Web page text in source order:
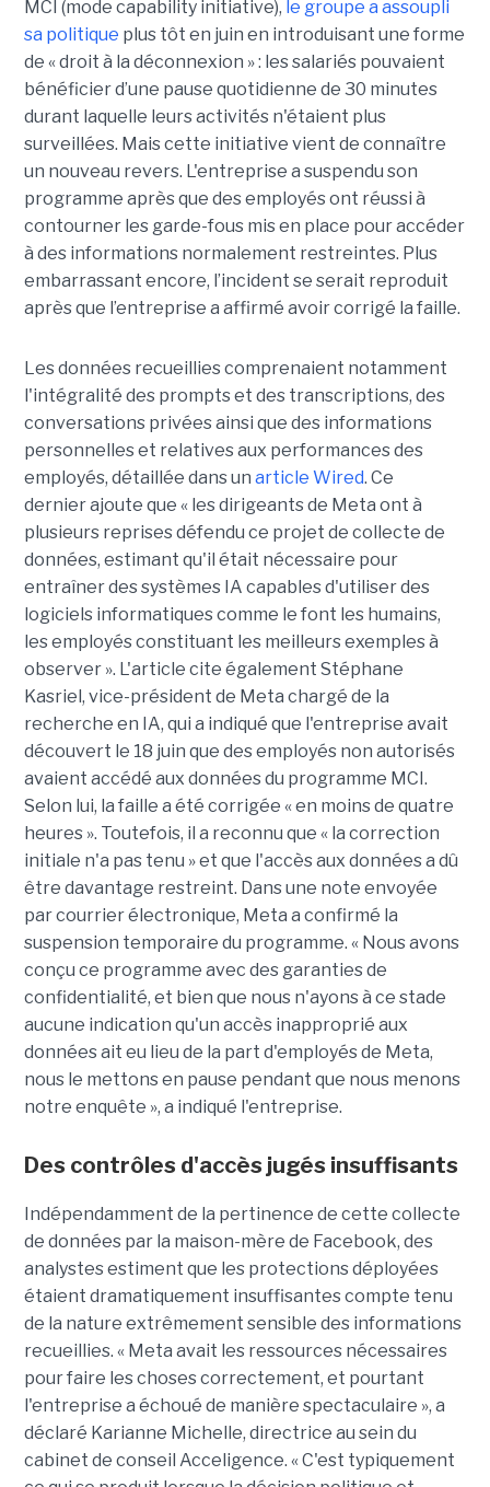
MCI (mode capability initiative), le groupe a assoupli
sa politique plus tôt en juin en introduisant une forme
de « droit à la déconnexion » : les salariés pouvaient
bénéficier d’une pause quotidienne de 30 minutes
durant laquelle leurs activités n'étaient plus
surveillées. Mais cette initiative vient de connaître
un nouveau revers. L'entreprise a suspendu son
programme après que des employés ont réussi à
contourner les garde-fous mis en place pour accéder
à des informations normalement restreintes. Plus
embarrassant encore, l’incident se serait reproduit
après que l’entreprise a affirmé avoir corrigé la faille.
Les données recueillies comprenaient notamment
l'intégralité des prompts et des transcriptions, des
conversations privées ainsi que des informations
personnelles et relatives aux performances des
employés, détaillée dans un article Wired. Ce
dernier ajoute que « les dirigeants de Meta ont à
plusieurs reprises défendu ce projet de collecte de
données, estimant qu'il était nécessaire pour
entraîner des systèmes IA capables d'utiliser des
logiciels informatiques comme le font les humains,
les employés constituant les meilleurs exemples à
observer ». L'article cite également Stéphane
Kasriel, vice-président de Meta chargé de la
recherche en IA, qui a indiqué que l'entreprise avait
découvert le 18 juin que des employés non autorisés
avaient accédé aux données du programme MCI.
Selon lui, la faille a été corrigée « en moins de quatre
heures ». Toutefois, il a reconnu que « la correction
initiale n'a pas tenu » et que l'accès aux données a dû
être davantage restreint. Dans une note envoyée
par courrier électronique, Meta a confirmé la
suspension temporaire du programme. « Nous avons
conçu ce programme avec des garanties de
confidentialité, et bien que nous n'ayons à ce stade
aucune indication qu'un accès inapproprié aux
données ait eu lieu de la part d'employés de Meta,
nous le mettons en pause pendant que nous menons
notre enquête », a indiqué l'entreprise.
Des contrôles d'accès jugés insuffisants
Indépendamment de la pertinence de cette collecte
de données par la maison-mère de Facebook, des
analystes estiment que les protections déployées
étaient dramatiquement insuffisantes compte tenu
de la nature extrêmement sensible des informations
recueillies. « Meta avait les ressources nécessaires
pour faire les choses correctement, et pourtant
l'entreprise a échoué de manière spectaculaire », a
déclaré Karianne Michelle, directrice au sein du
cabinet de conseil Acceligence. « C'est typiquement